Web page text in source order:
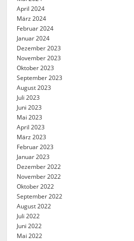
April 2024
März 2024
Februar 2024
Januar 2024
Dezember 2023
November 2023
Oktober 2023
September 2023
August 2023
Juli 2023
Juni 2023
Mai 2023
April 2023
März 2023
Februar 2023
Januar 2023
Dezember 2022
November 2022
Oktober 2022
September 2022
August 2022
Juli 2022
Juni 2022
Mai 2022